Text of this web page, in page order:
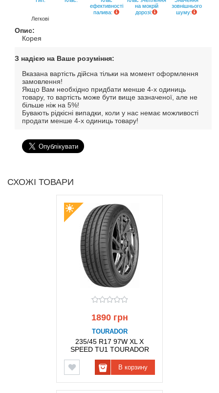
Легкові
ефективності
палива:
на мокрій
дорозі:
зовнішнього
шуму:
Опис:
Корея
З надією на Ваше розуміння:
Вказана вартість дійсна тільки на момент оформлення
замовлення!
Якщо Вам необхідно придбати менше 4-х одиниць
товару, то вартість може бути вище зазначеної, але не
більше ніж на 5%!
Бувають рідкісні випадки, коли у нас немає можливості
продати менше 4-х одиниць товару!
СХОЖІ ТОВАРИ
1890 грн
TOURADOR
235/45 R17 97W XL X
SPEED TU1 TOURADOR
В корзину